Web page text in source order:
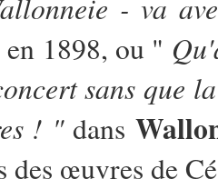
- va
en 1898, ou "
sans que
! "dans
des œuvres de